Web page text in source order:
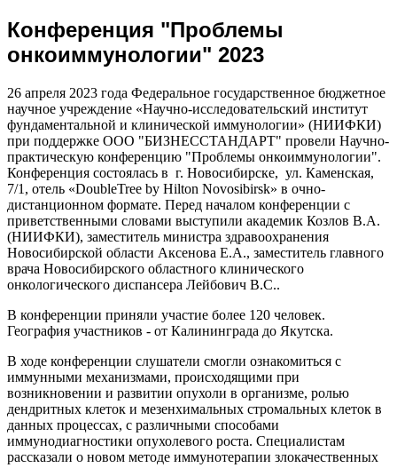
Конференция "Проблемы
онкоиммунологии" 2023
26 апреля 2023 года Федеральное государственное бюджетное
научное учреждение «Научно-исследовательский институт
фундаментальной и клинической иммунологии» (НИИФКИ)
при поддержке ООО "БИЗНЕССТАНДАРТ" провели Научно-
практическую конференцию "Проблемы онкоиммунологии".
Конференция состоялась в г. Новосибирске, ул. Каменская,
7/1, отель «DoubleTree by Hilton Novosibirsk» в очно-
дистанционном формате. Перед началом конференции с
приветственными словами выступили академик Козлов В.А.
(НИИФКИ), заместитель министра здравоохранения
Новосибирской области Аксенова Е.А., заместитель главного
врача Новосибирского областного клинического
онкологического диспансера Лейбович В.С..
В конференции приняли участие более 120 человек.
География участников - от Калининграда до Якутска.
В ходе конференции слушатели смогли ознакомиться с
иммунными механизмами, происходящими при
возникновении и развитии опухоли в организме, ролью
дендритных клеток и мезенхимальных стромальных клеток в
данных процессах, с различными способами
иммунодиагностики опухолевого роста. Специалистам
рассказали о новом методе иммунотерапии злокачественных